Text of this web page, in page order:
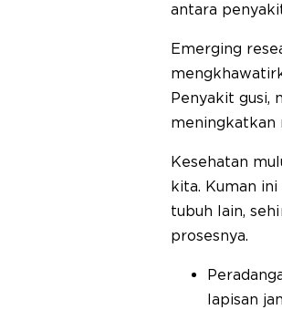
antara
Emerging
Penyakit gusi,
meningkatkan
Kesehatan
kita. Kuman
tubuh lain,
prosesnya.
lapisan